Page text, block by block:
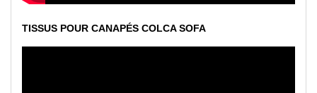
TISSUS POUR CANAPÉS COLCA SOFA